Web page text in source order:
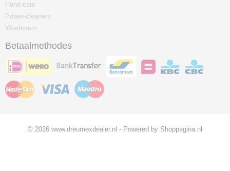
Hand-care
Power-cleaners
Washroom
Betaalmethodes
© 2026 www.dreumexdealer.nl - Powered by Shoppagina.nl